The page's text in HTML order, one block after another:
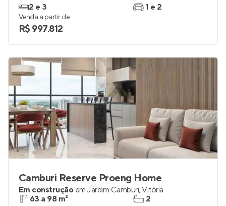
2 e 3
1 e 2
Venda a partir de
R$ 997.812
Camburi Reserve Proeng Home
Em construção em Jardim Camburi,Vitória
63 a 98 m²
2